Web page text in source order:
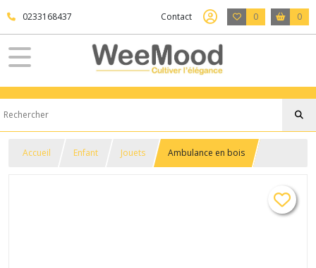
0233168437 Contact 0 0
Accueil Enfant Jouets Ambulance en bois